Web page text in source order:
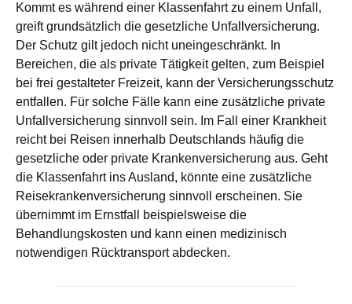
Kommt es während einer Klassenfahrt zu einem Unfall,
greift grundsätzlich die gesetzliche Unfallversicherung.
Der Schutz gilt jedoch nicht uneingeschränkt. In
Bereichen, die als private Tätigkeit gelten, zum Beispiel
bei frei gestalteter Freizeit, kann der Versicherungsschutz
entfallen. Für solche Fälle kann eine zusätzliche private
Unfallversicherung sinnvoll sein. Im Fall einer Krankheit
reicht bei Reisen innerhalb Deutschlands häufig die
gesetzliche oder private Krankenversicherung aus. Geht
die Klassenfahrt ins Ausland, könnte eine zusätzliche
Reisekrankenversicherung sinnvoll erscheinen. Sie
übernimmt im Ernstfall beispielsweise die
Behandlungskosten und kann einen medizinisch
notwendigen Rücktransport abdecken.